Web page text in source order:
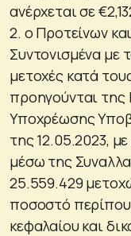
ανέρχεται σε
2. ο Προτείνων
Συντονισμένα με
μετοχές κατά
προηγούνται της
Υποχρέωσης
της 12.05.2023,
μέσω της
25.559.429
ποσοστό περίπου
κεφαλαίου και